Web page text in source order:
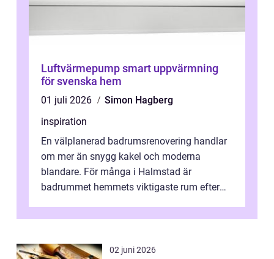
Luftvärmepump smart uppvärmning
för svenska hem
01 juli 2026
Simon Hagberg
inspiration
En välplanerad badrumsrenovering handlar
om mer än snygg kakel och moderna
blandare. För många i Halmstad är
badrummet hemmets viktigaste rum efter
02 juni 2026